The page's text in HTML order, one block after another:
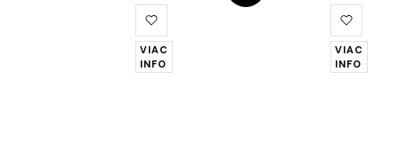
VIAC
INFO
VIAC
INFO